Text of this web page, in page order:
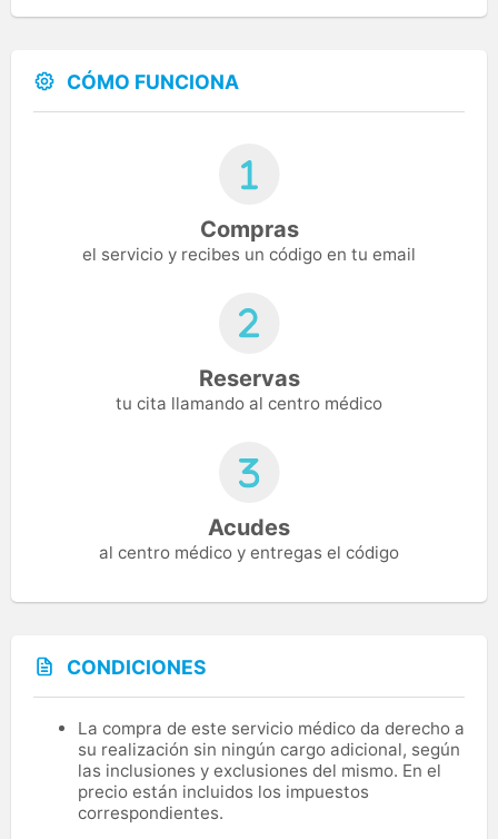
CÓMO FUNCIONA
Compras
el servicio y recibes un código en tu email
Reservas
tu cita llamando al centro médico
Acudes
al centro médico y entregas el código
CONDICIONES
La compra de este servicio médico da derecho a
su realización sin ningún cargo adicional, según
las inclusiones y exclusiones del mismo. En el
precio están incluidos los impuestos
correspondientes.